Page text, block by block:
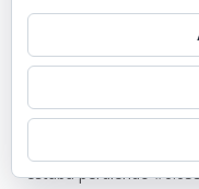
La viñeta
domicilio #6.655
Nicolas Terry Martinez
una tertulia de 2004
estaba perdiendo